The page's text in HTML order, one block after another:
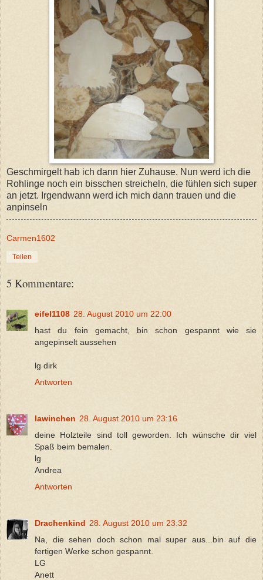
Geschmirgelt hab ich dann hier Zuhause. Nun werd ich die
Rohlinge noch ein bisschen streicheln, die fühlen sich super
an jetzt. Irgendwann werd ich mich dann trauen und die
anpinseln
Carmen1602
Teilen
5 Kommentare:
eifel1108 28. August 2010 um 22:00
hast du fein gemacht, bin schon gespannt wie sie
angepinselt aussehen
lg dirk
Antworten
lawinchen 28. August 2010 um 23:16
deine Holzteile sind toll geworden. Ich wünsche dir viel
Spaß beim bemalen.
lg
Andrea
Antworten
Drachenkind 28. August 2010 um 23:32
Na, die sehen doch schon mal super aus...bin auf die
fertigen Werke schon gespannt.
LG
Anett